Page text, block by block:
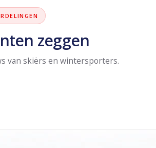
zeggen
van skiërs en wintersporters.